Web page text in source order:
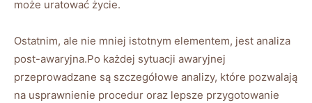
może uratować​ życie.
Ostatnim, ale nie mniej ⁢istotnym elementem, jest analiza
post-awaryjna.Po każdej sytuacji ⁣awaryjnej
przeprowadzane⁤ są szczegółowe ⁣analizy, ⁤które​ pozwalają⁢
na usprawnienie procedur⁢ oraz⁣ lepsze przygotowanie